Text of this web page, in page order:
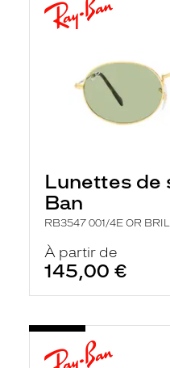
Lunettes de
Ban
RB3547 001/4E OR
À partir de
145,00 €